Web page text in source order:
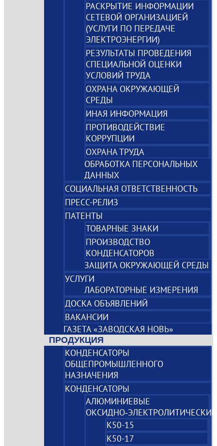
РАСКРЫТИЕ ИНФОРМАЦИИ
СЕТЕВОЙ ОРГАНИЗАЦИЕЙ
(УСЛУГИ ПО ПЕРЕДАЧЕ
ЭЛЕКТРОЭНЕРГИИ)
РЕЗУЛЬТАТЫ ПРОВЕДЕНИЯ
СПЕЦИАЛЬНОЙ ОЦЕНКИ
УСЛОВИЙ ТРУДА
ОХРАНА ОКРУЖАЮЩЕЙ
СРЕДЫ
ИНАЯ ИНФОРМАЦИЯ
ПРОТИВОДЕЙСТВИЕ
КОРРУПЦИИ
ОХРАНА ТРУДА
ОБРАБОТКА ПЕРСОНАЛЬНЫХ
ДАННЫХ
СОЦИАЛЬНАЯ ОТВЕТСТВЕННОСТЬ
ПРЕСС-РЕЛИЗ
ПАТЕНТЫ
ТОВАРНЫЕ ЗНАКИ
ПРОИЗВОДСТВО
КОНДЕНСАТОРОВ
ЗАЩИТА ОКРУЖАЮЩЕЙ СРЕДЫ
УСЛУГИ
ЛАБОРАТОРНЫЕ ИЗМЕРЕНИЯ
ДОСКА ОБЪЯВЛЕНИЙ
ВАКАНСИИ
ГАЗЕТА «ЗАВОДСКАЯ НОВЬ»
ПРОДУКЦИЯ
КОНДЕНСАТОРЫ
ОБЩЕПРОМЫШЛЕННОГО
НАЗНАЧЕНИЯ
КОНДЕНСАТОРЫ
АЛЮМИНИЕВЫЕ
ОКСИДНО‑ЭЛЕКТРОЛИТИЧЕСКИЕ
К50-15
К50-17